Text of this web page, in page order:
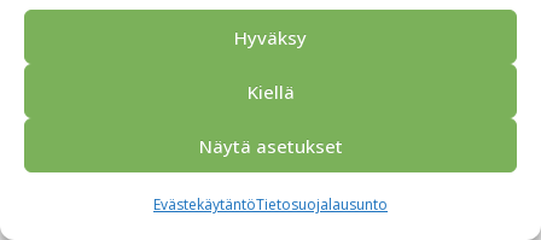
Hyväksy
Kiellä
Näytä asetukset
EvästekäytäntöTietosuojalausunto
Yhteistyökumppanit
Tarjouspyyntö
Anna palautetta
Tietosuojaseloste
© 2026 Porvoo Tours - matkanjärjestäjä / FPW